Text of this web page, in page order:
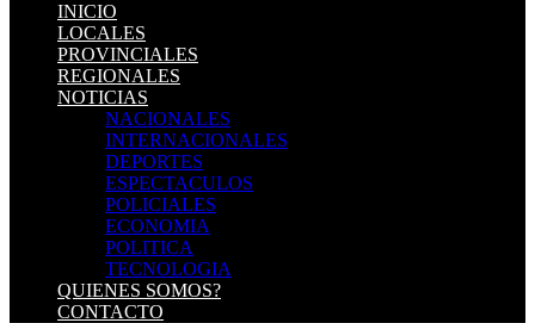
INICIO
LOCALES
PROVINCIALES
REGIONALES
NOTICIAS
NACIONALES
INTERNACIONALES
DEPORTES
ESPECTACULOS
POLICIALES
ECONOMIA
POLITICA
TECNOLOGIA
QUIENES SOMOS?
CONTACTO